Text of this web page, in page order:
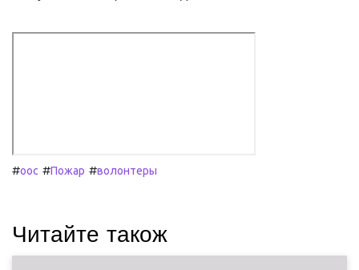
#оос #Пожар #волонтеры
Читайте також